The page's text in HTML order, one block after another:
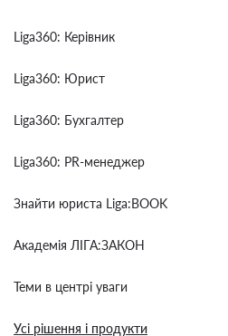
Liga360: Керівник
Liga360: Юрист
Liga360: Бухгалтер
Liga360: PR-менеджер
Знайти юриста Liga:BOOK
Академія ЛІГА:ЗАКОН
Теми в центрі уваги
Усі рішення і продукти